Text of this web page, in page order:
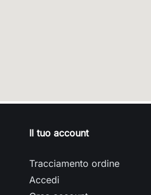
Il tuo account
Tracciamento ordine
Accedi